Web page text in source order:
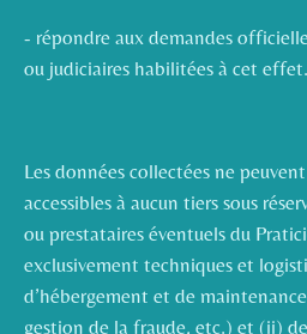
- répondre aux demandes
ou judiciaires habilitées à cet effet.
Les données collectées ne
accessibles à aucun tiers sous
ou prestataires éventuels du
exclusivement techniques et
d’hébergement et de
gestion de la fraude, etc.) et (ii)